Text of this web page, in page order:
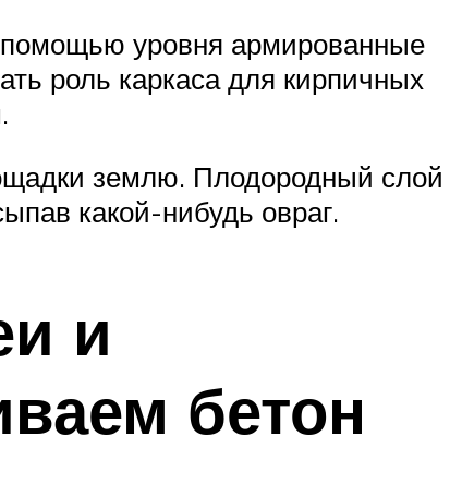
помощью уровня армированные
роль каркаса для кирпичных
землю. Плодородный слой
какой-нибудь овраг.
и
бетон